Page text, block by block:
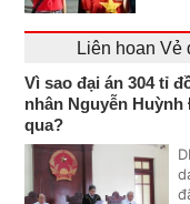
Liên hoan Vẻ
Vì sao đại án 304 tỉ
nhân Nguyễn
qua?